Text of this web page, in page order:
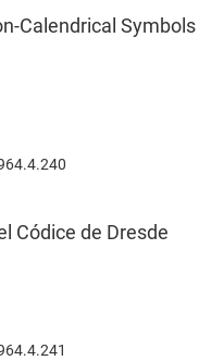
Calendrical Symbols
Códice de Dresde